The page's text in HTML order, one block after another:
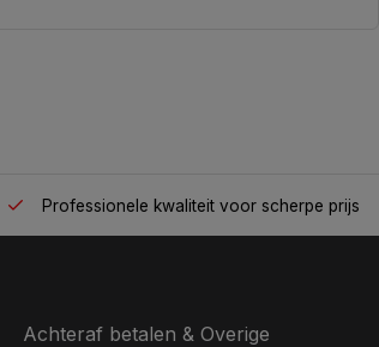
Professionele kwaliteit voor scherpe prijs
Achteraf betalen & Overige